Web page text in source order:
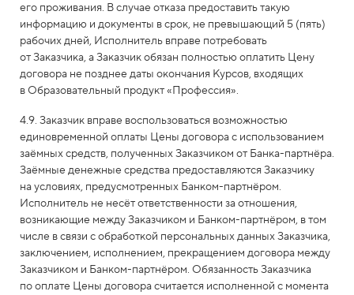
его проживания. В случае отказа предоставить такую
информацию и документы в срок, не превышающий 5 (пять)
рабочих дней, Исполнитель вправе потребовать
от Заказчика, а Заказчик обязан полностью оплатить Цену
договора не позднее даты окончания Курсов, входящих
в Образовательный продукт «Профессия».
4.9. Заказчик вправе воспользоваться возможностью
единовременной оплаты Цены договора с использованием
заёмных средств, полученных Заказчиком от Банка-партнёра.
Заёмные денежные средства предоставляются Заказчику
на условиях, предусмотренных Банком-партнёром.
Исполнитель не несёт ответственности за отношения,
возникающие между Заказчиком и Банком-партнёром, в том
числе в связи с обработкой персональных данных Заказчика,
заключением, исполнением, прекращением договора между
Заказчиком и Банком-партнёром. Обязанность Заказчика
по оплате Цены договора считается исполненной с момента